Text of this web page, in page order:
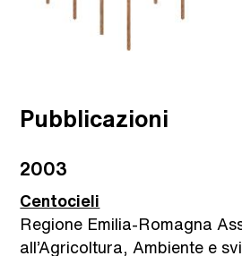
Pubblicazioni
2003
Centocieli
Regione Emilia-Romagna
all’Agricoltura, Ambiente e